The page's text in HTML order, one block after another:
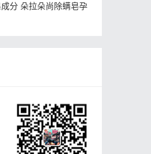
分 朵拉朵尚除螨皂孕